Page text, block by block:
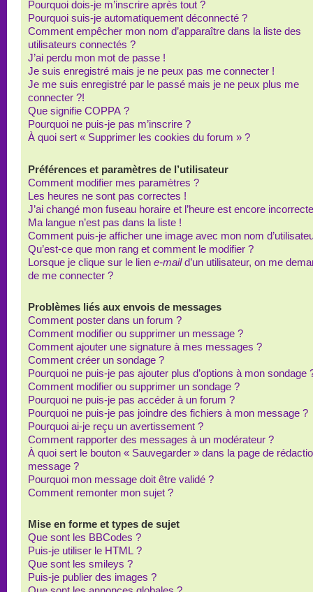
Pourquoi dois-je m’inscrire après tout ?
Pourquoi suis-je automatiquement déconnecté ?
Comment empêcher mon nom d’apparaître dans la liste des
utilisateurs connectés ?
J’ai perdu mon mot de passe !
Je suis enregistré mais je ne peux pas me connecter !
Je me suis enregistré par le passé mais je ne peux plus me
connecter ?!
Que signifie COPPA ?
Pourquoi ne puis-je pas m’inscrire ?
À quoi sert « Supprimer les cookies du forum » ?
Préférences et paramètres de l’utilisateur
Comment modifier mes paramètres ?
Les heures ne sont pas correctes !
J’ai changé mon fuseau horaire et l’heure est encore
Ma langue n’est pas dans la liste !
Comment puis-je afficher une image avec mon nom
Qu’est-ce que mon rang et comment le modifier ?
Lorsque je clique sur le lien e-maild’un utilisateur, on me
de me connecter ?
Problèmes liés aux envois de messages
Comment poster dans un forum ?
Comment modifier ou supprimer un message ?
Comment ajouter une signature à mes messages ?
Comment créer un sondage ?
Pourquoi ne puis-je pas ajouter plus d’options à mon sondage
Comment modifier ou supprimer un sondage ?
Pourquoi ne puis-je pas accéder à un forum ?
Pourquoi ne puis-je pas joindre des fichiers à mon message ?
Pourquoi ai-je reçu un avertissement ?
Comment rapporter des messages à un modérateur ?
À quoi sert le bouton « Sauvegarder » dans la page de
message ?
Pourquoi mon message doit être validé ?
Comment remonter mon sujet ?
Mise en forme et types de sujet
Que sont les BBCodes ?
Puis-je utiliser le HTML ?
Que sont les smileys ?
Puis-je publier des images ?